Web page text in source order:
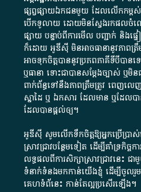
ផ្សព្វផ្សាយ​ឯកជន​មួយ​ ដែល​លើកកម្
បើក​ទូលាយ​ ដោយ​មិនស្វែង​រក​ផល​ចំ
ផ្សាយ​ បន្ទាប់​ពី​ការ​មើល​ បញ្ជាក់​ និង​
ក៏​ដោយ​ អូ​ឌី​ស៊ី​ មិន​អាច​ធានា​នូវ​ភាព​ត្
អាច​ទុកចិត្ត​បាននូវ​ប្រភព​ភាគី​ទី​បី​បាន​
ឬ​ធានា​ ទោះជា​បាន​សម្តែង​ច្បាស់​ ឬ​មិ
ពាក់ព័ន្ធ​ទៅ​នឹង​ភាព​ត្រឹមត្រូវ​ ពេញល
ស្នាដៃ​ ឬ​ ឯកសារ​ ដែល​មាន​ ឬ​ដែល​
ដែល​បាន​ផ្តល់​ឲ្យ​។
អូឌីស៊ី សូមលើកទឹកចិត្តឱ្យអ្នកប្រើប្រាស់
ស្រាវជ្រាវបន្ថែមទៀត ដើម្បីគាំទ្រកិច្
លទ្ធផលពីការសិក្សាស្រាវជ្រាវនេះ ជ
ទំនាក់ទំនងមកកាន់យើងខ្ញុំ ដើម្បីចូលរួ
គេហទំព័នេះ កាន់តែល្អប្រសើរឡើង។